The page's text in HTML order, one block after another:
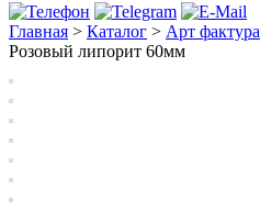
Главная > Каталог > Арт фактура
Розовый липорит 60мм